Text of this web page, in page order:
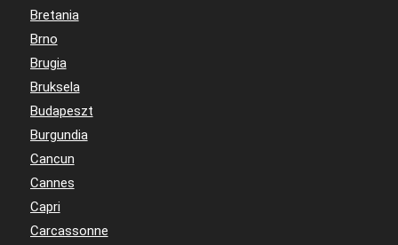
Bretania
Brno
Brugia
Bruksela
Budapeszt
Burgundia
Cancun
Cannes
Capri
Carcassonne